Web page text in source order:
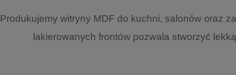
Produkujemy witryny MDF do kuchni, salonów oraz
lakierowanych frontów pozwala stworzyć